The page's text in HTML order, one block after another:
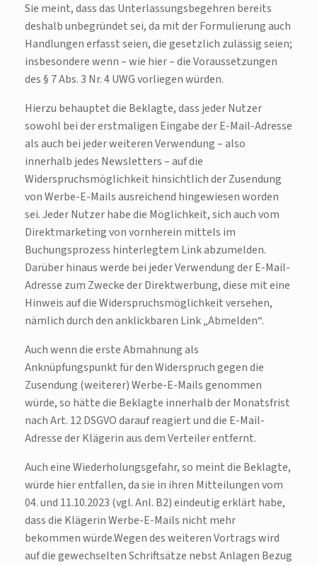
Sie meint, dass das Unterlassungsbegehren bereits
deshalb unbegründet sei, da mit der Formulierung auch
Handlungen erfasst seien, die gesetzlich zulässig seien;
insbesondere wenn – wie hier – die Voraussetzungen
des § 7 Abs. 3 Nr. 4 UWG vorliegen würden.
Hierzu behauptet die Beklagte, dass jeder Nutzer
sowohl bei der erstmaligen Eingabe der E-Mail-Adresse
als auch bei jeder weiteren Verwendung – also
innerhalb jedes Newsletters – auf die
Widerspruchsmöglichkeit hinsichtlich der Zusendung
von Werbe-E-Mails ausreichend hingewiesen worden
sei. Jeder Nutzer habe die Möglichkeit, sich auch vom
Direktmarketing von vornherein mittels im
Buchungsprozess hinterlegtem Link abzumelden.
Darüber hinaus werde bei jeder Verwendung der E-Mail-
Adresse zum Zwecke der Direktwerbung, diese mit eine
Hinweis auf die Widerspruchsmöglichkeit versehen,
nämlich durch den anklickbaren Link „Abmelden“.
Auch wenn die erste Abmahnung als
Anknüpfungspunkt für den Widerspruch gegen die
Zusendung (weiterer) Werbe-E-Mails genommen
würde, so hätte die Beklagte innerhalb der Monatsfrist
nach Art. 12 DSGVO darauf reagiert und die E-Mail-
Adresse der Klägerin aus dem Verteiler entfernt.
Auch eine Wiederholungsgefahr, so meint die Beklagte,
würde hier entfallen, da sie in ihren Mitteilungen vom
04. und 11.10.2023 (vgl. Anl. B2) eindeutig erklärt habe,
dass die Klägerin Werbe-E-Mails nicht mehr
bekommen würde.Wegen des weiteren Vortrags wird
auf die gewechselten Schriftsätze nebst Anlagen Bezug